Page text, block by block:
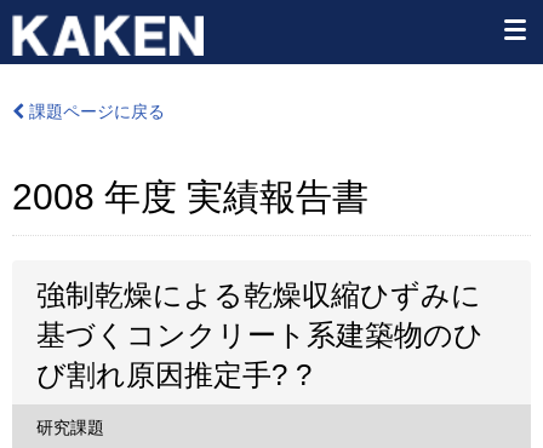
課題ページに戻る
2008 年度 実績報告書
強制乾燥による乾燥収縮ひずみに
基づくコンクリート系建築物のひ
び割れ原因推定手? ?
研究課題